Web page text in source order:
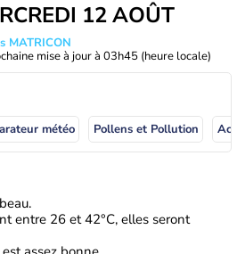
12 AOÛT
MATRICON
mise à jour à 03h45 (heure locale)
météo Pollens et Pollution
entre 26 et 42°C, elles seront